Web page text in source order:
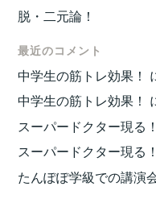
脱・二元論！
最近のコメント
中学生の筋トレ効果！
中学生の筋トレ効果！
スーパードクター現る！
スーパードクター現る！
たんぽぽ学級での講演